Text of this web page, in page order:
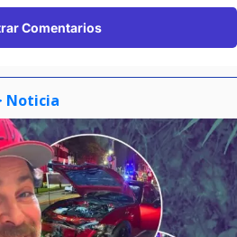
Comentarios
Noticia